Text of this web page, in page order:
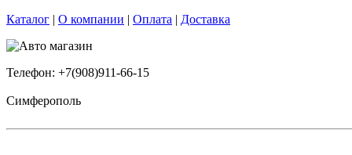
Каталог | О компании | Оплата | Доставка
Телефон: +7(908)911-66-15
Симферополь